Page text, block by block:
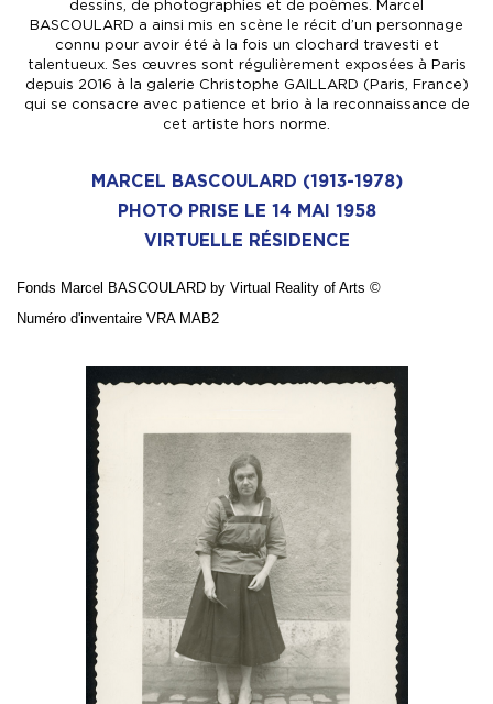
dessins, de photographies et de poèmes. Marcel
BASCOULARD a ainsi mis en scène le récit d’un personnage
connu pour avoir été à la fois un clochard travesti et
talentueux. Ses œuvres sont régulièrement exposées à Paris
depuis 2016 à la galerie Christophe GAILLARD (Paris, France)
qui se consacre avec patience et brio à la reconnaissance de
cet artiste hors norme.
MARCEL BASCOULARD (1913-1978)
PHOTO PRISE LE 14 MAI 1958
VIRTUELLE RÉSIDENCE
Fonds Marcel BASCOULARD by Virtual Reality of Arts ©
Numéro d'inventaire VRA MAB2